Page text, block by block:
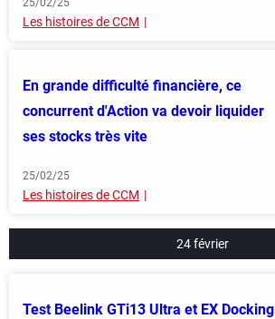
25/02/25
Les histoires de CCM
En grande difficulté financière, ce
concurrent d'Action va devoir liquider
ses stocks très vite
25/02/25
Les histoires de CCM
24 février
Test Beelink GTi13 Ultra et EX Docking